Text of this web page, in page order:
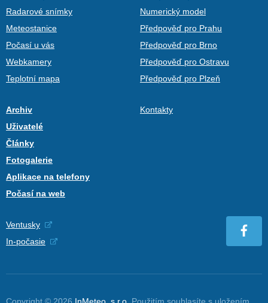
Radarové snímky
Meteostanice
Počasí u vás
Webkamery
Teplotní mapa
Numerický model
Předpověď pro Prahu
Předpověď pro Brno
Předpověď pro Ostravu
Předpověď pro Plzeň
Archiv
Uživatelé
Články
Fotogalerie
Aplikace na telefony
Počasí na web
Kontakty
Ventusky
In-počasie
Copyright © 2026 InMeteo, s.r.o. Použitím souhlasíte s uložením